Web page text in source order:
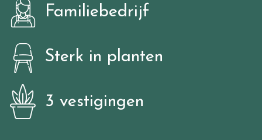
Familiebedrijf
Sterk in planten
3 vestigingen